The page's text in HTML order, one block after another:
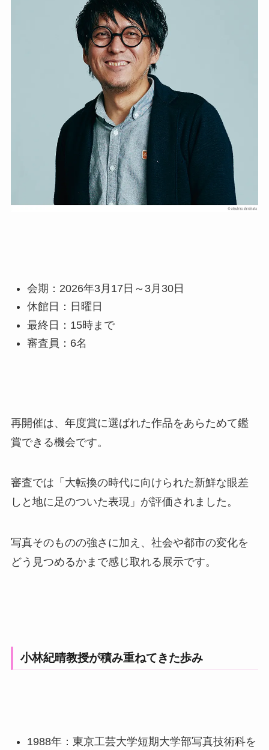
会期：2026年3月17日～3月30日
休館日：日曜日
最終日：15時まで
審査員：6名
再開催は、年度賞に選ばれた作品をあらためて鑑
賞できる機会です。
審査では「大転換の時代に向けられた新鮮な眼差
しと地に足のついた表現」が評価されました。
写真そのものの強さに加え、社会や都市の変化を
どう見つめるかまで感じ取れる展示です。
小林紀晴教授が積み重ねてきた歩み
1988年：東京工芸大学短期大学部写真技術科を